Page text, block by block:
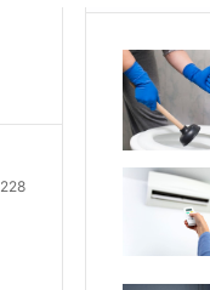
228